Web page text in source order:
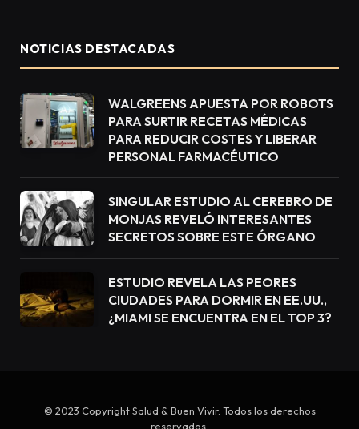
NOTICIAS DESTACADAS
WALGREENS APUESTA POR ROBOTS
PARA SURTIR RECETAS MÉDICAS
PARA REDUCIR COSTES Y LIBERAR
PERSONAL FARMACÉUTICO
SINGULAR ESTUDIO AL CEREBRO DE
MONJAS REVELÓ INTERESANTES
SECRETOS SOBRE ESTE ÓRGANO
ESTUDIO REVELA LAS PEORES
CIUDADES PARA DORMIR EN EE.UU.,
¿MIAMI SE ENCUENTRA EN EL TOP 3?
© 2023 Copyright Salud & Buen Vivir. Todos los derechos
reservados.